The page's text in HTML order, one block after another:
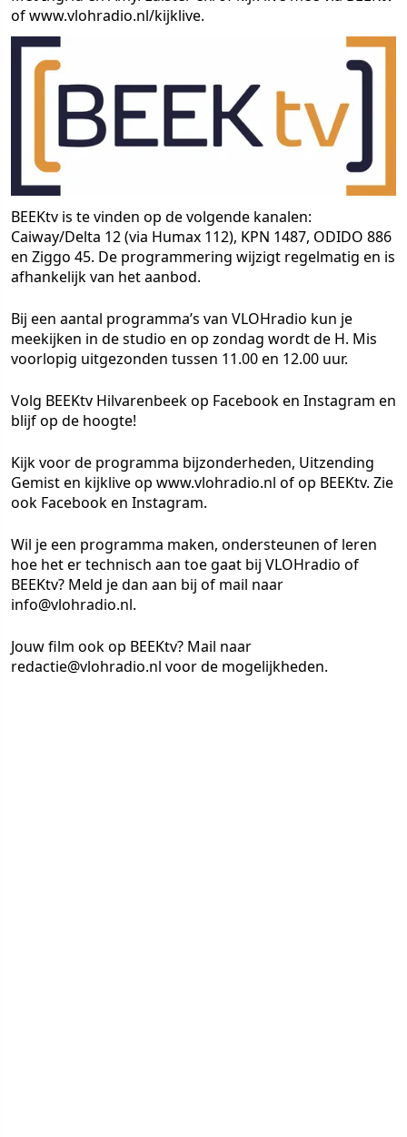
of www.vlohradio.nl/kijklive.
BEEKtv is te vinden op de volgende kanalen:
Caiway/Delta 12 (via Humax 112), KPN 1487, ODIDO 886
en Ziggo 45. De programmering wijzigt regelmatig en is
afhankelijk van het aanbod.
Bij een aantal programma’s van VLOHradio kun je
meekijken in de studio en op zondag wordt de H. Mis
voorlopig uitgezonden tussen 11.00 en 12.00 uur.
Volg BEEKtv Hilvarenbeek op Facebook en Instagram en
blijf op de hoogte!
Kijk voor de programma bijzonderheden, Uitzending
Gemist en kijklive op www.vlohradio.nl of op BEEKtv. Zie
ook Facebook en Instagram.
Wil je een programma maken, ondersteunen of leren
hoe het er technisch aan toe gaat bij VLOHradio of
BEEKtv? Meld je dan aan bij of mail naar
info@vlohradio.nl.
Jouw film ook op BEEKtv? Mail naar
redactie@vlohradio.nl voor de mogelijkheden.